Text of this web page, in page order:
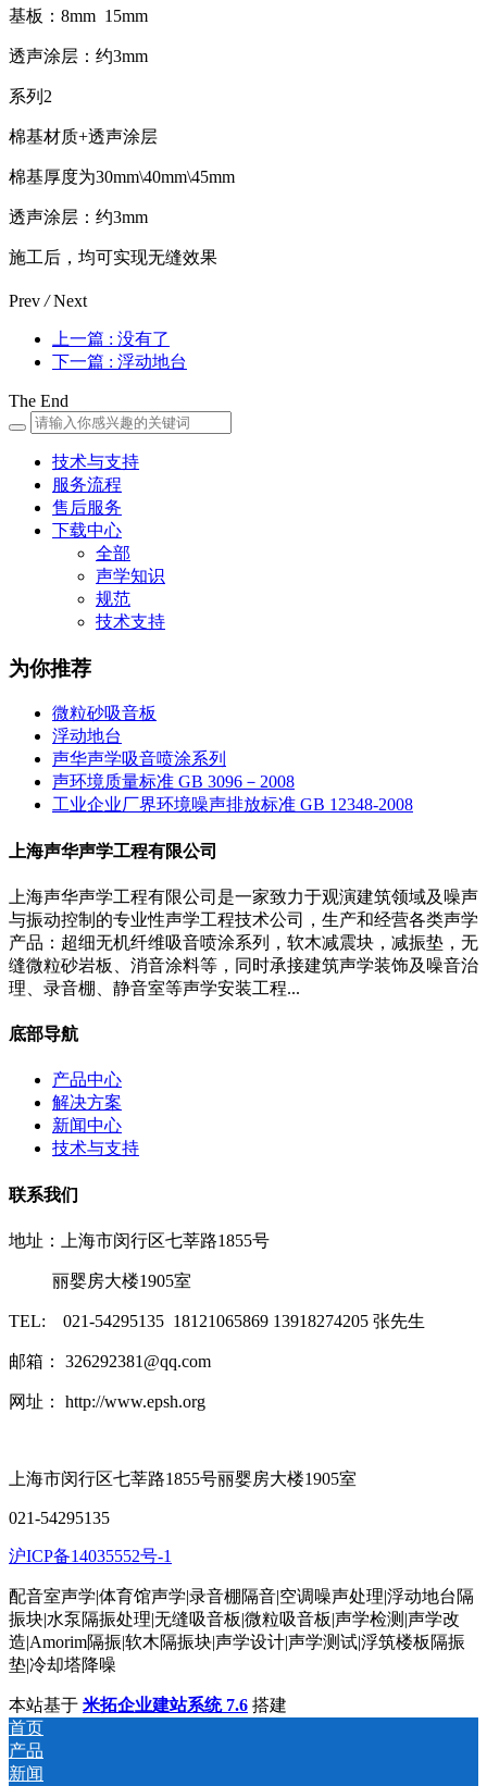
基板：8mm 15mm
透声涂层：约3mm
系列2
棉基材质+透声涂层
棉基厚度为30mm\40mm\45mm
透声涂层：约3mm
施工后，均可实现无缝效果
Prev /Next
上一篇 : 没有了
下一篇 : 浮动地台
The End
技术与支持
服务流程
售后服务
下载中心
全部
声学知识
规范
技术支持
为你推荐
微粒砂吸音板
浮动地台
声华声学吸音喷涂系列
声环境质量标准 GB 3096－2008
工业企业厂界环境噪声排放标准 GB 12348-2008
上海声华声学工程有限公司
上海声华声学工程有限公司是一家致力于观演建筑领域及噪声
与振动控制的专业性声学工程技术公司，生产和经营各类声学
产品：超细无机纤维吸音喷涂系列，软木减震块，减振垫，无
缝微粒砂岩板、消音涂料等，同时承接建筑声学装饰及噪音治
理、录音棚、静音室等声学安装工程...
底部导航
产品中心
解决方案
新闻中心
技术与支持
联系我们
地址：上海市闵行区七莘路1855号
丽婴房大楼1905室
TEL: 021-54295135 18121065869 13918274205 张先生
邮箱： 326292381@qq.com
网址： http://www.epsh.org
上海市闵行区七莘路1855号丽婴房大楼1905室
021-54295135
沪ICP备14035552号-1
配音室声学|体育馆声学|录音棚隔音|空调噪声处理|浮动地台隔
振块|水泵隔振处理|无缝吸音板|微粒吸音板|声学检测|声学改
造|Amorim隔振|软木隔振块|声学设计|声学测试|浮筑楼板隔振
垫|冷却塔降噪
本站基于 米拓企业建站系统 7.6 搭建
首页
产品
新闻